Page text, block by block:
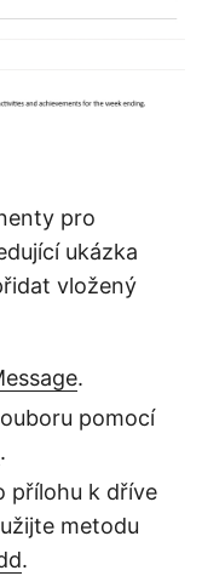
pro
ukázka
vložený
.
pomocí
.
přílohu k dříve
metodu
.